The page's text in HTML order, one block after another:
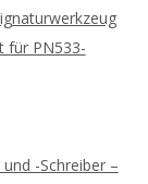
für PN533-
-Schreiber –